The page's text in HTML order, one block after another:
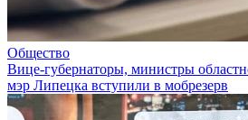
Общество
Вице-губернаторы, министры
мэр Липецка вступили в мобрезерв